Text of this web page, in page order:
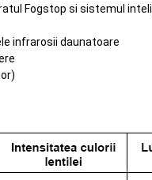
Fogstop si sistemul
infrarosii daunatoare